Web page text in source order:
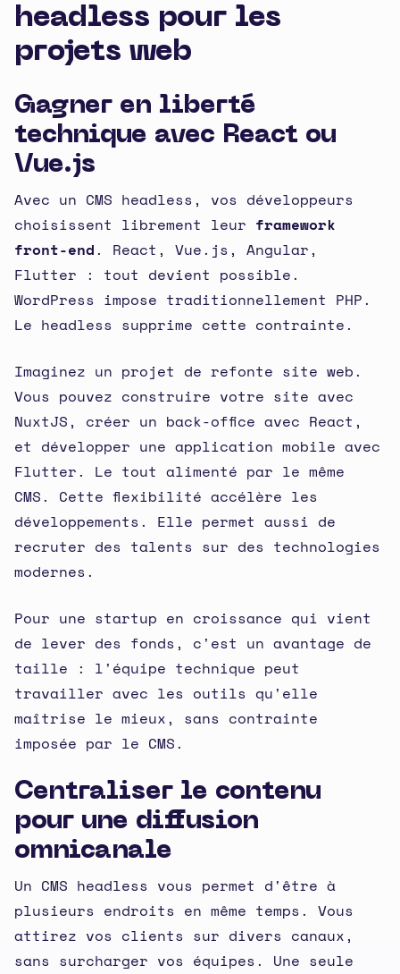
headless pour les
projets web
Gagner en liberté
technique avec React ou
Vue.js
Avec un CMS headless, vos développeurs
choisissent librement leur framework
front-end. React, Vue.js, Angular,
Flutter : tout devient possible.
WordPress impose traditionnellement PHP.
Le headless supprime cette contrainte.
Imaginez un projet de refonte site web.
Vous pouvez construire votre site avec
NuxtJS, créer un back-office avec React,
et développer une application mobile avec
Flutter. Le tout alimenté par le même
CMS. Cette flexibilité accélère les
développements. Elle permet aussi de
recruter des talents sur des technologies
modernes.
Pour une startup en croissance qui vient
de lever des fonds, c'est un avantage de
taille : l'équipe technique peut
travailler avec les outils qu'elle
maîtrise le mieux, sans contrainte
imposée par le CMS.
Centraliser le contenu
pour une diffusion
omnicanale
Un CMS headless vous permet d'être à
plusieurs endroits en même temps. Vous
attirez vos clients sur divers canaux,
sans surcharger vos équipes. Une seule